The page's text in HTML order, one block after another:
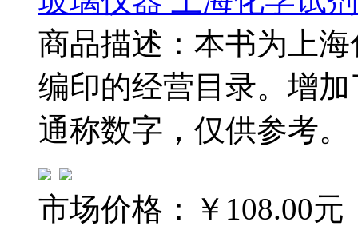
商品描述：本书为上
编印的经营目录。增
通称数字，仅供参考。
市场价格：
￥108.00元